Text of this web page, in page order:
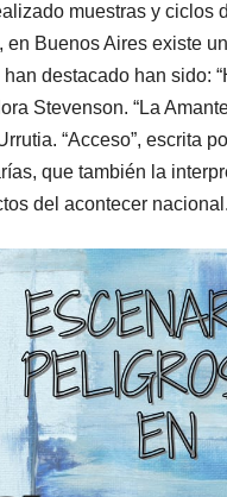
muestras y ciclos
Buenos Aires existe
destacado han sido:
Stevenson. “La
“Acceso”, escrita
que también la
del acontecer nacional.